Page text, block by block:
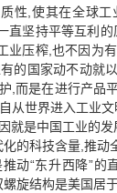
性,使其在全球
直坚持平等互利
业压榨,也不因为
的国家动不动就以
,而是在进行产品
从世界进入工业
就是中国工业的发
的科技含量,推动
动“东升西降”的
旋结构是美国居